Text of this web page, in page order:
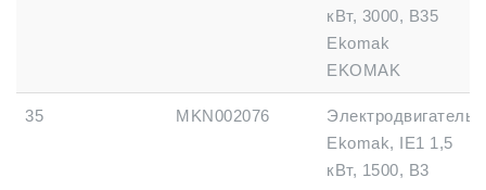
кВт, 3000, B35
Ekomak
EKOMAK
35 MKN002076
Электродвигатель
Ekomak, IE1 1,5
кВт, 1500, B3